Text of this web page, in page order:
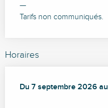
—
Tarifs non communiqués.
Horaires
Du 7 septembre 2026 au
Du 7 septembre 2026 au